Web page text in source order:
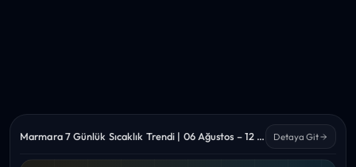
Marmara 7 Günlük Sıcaklık Trendi | 06 Ağustos – 12 Ağustos 2026 Detaya Git